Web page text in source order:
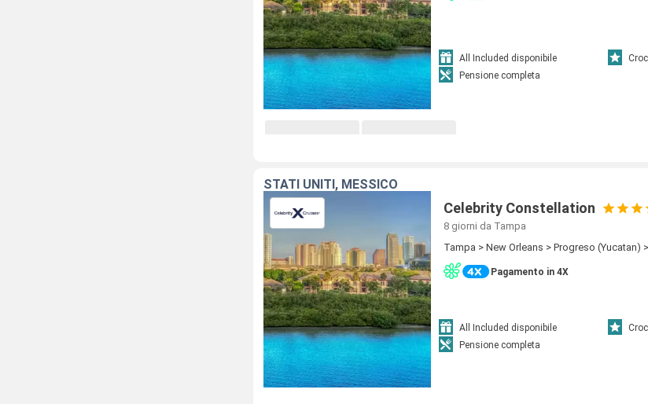
All Included disponibile
Pensione completa
STATI UNITI, MESSICO
Celebrity Constellation
8 giorni da Tampa
Tampa > New Orleans > Progreso (Yucatan)
Pagamento in 4X
All Included disponibile
Pensione completa